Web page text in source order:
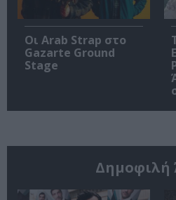
Οι Arab Strap στο
Gazarte Ground
Stage
Δημοφιλή